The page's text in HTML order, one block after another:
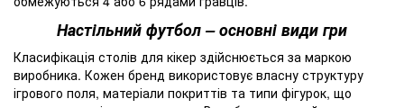
Настільний футбол – основні види гри
Класифікація столів для кікер здійснюється за маркою
виробника. Кожен бренд використовує власну структуру
ігрового поля, матеріали покриттів та типи фігурок, що